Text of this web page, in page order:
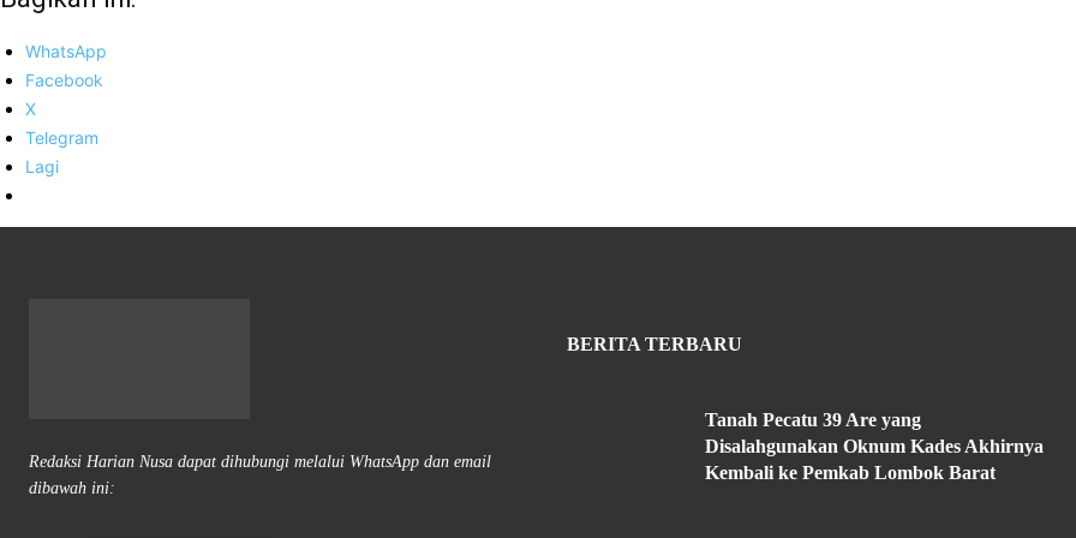
WhatsApp
Facebook
X
Telegram
Lagi
Redaksi Harian Nusa dapat dihubungi melalui WhatsApp dan email
dibawah ini:
BERITA TERBARU
Tanah Pecatu 39 Are yang
Disalahgunakan Oknum Kades Akhirnya
Kembali ke Pemkab Lombok Barat